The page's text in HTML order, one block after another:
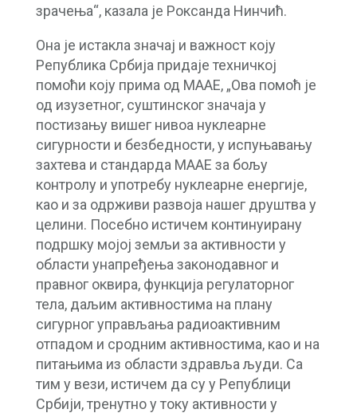
зрачења“, казала је Роксанда Нинчић.
Она је истакла значај и важност коју
Република Србија придаје техничкој
помоћи коју прима од МААЕ, „Ова помоћ је
од изузетног, суштинског значаја у
постизању вишег нивоа нуклеарне
сигурности и безбедности, у испуњавању
захтева и стандарда МААЕ за бољу
контролу и употребу нуклеарне енергије,
као и за одрживи развоја нашег друштва у
целини. Посебно истичем континуирану
подршку мојој земљи за активности у
области унапређења законодавног и
правног оквира, функција регулаторног
тела, даљим активностима на плану
сигурног управљања радиоактивним
отпадом и сродним активностима, као и на
питањима из области здравља људи. Са
тим у вези, истичем да су у Републици
Србији, тренутно у току активности у